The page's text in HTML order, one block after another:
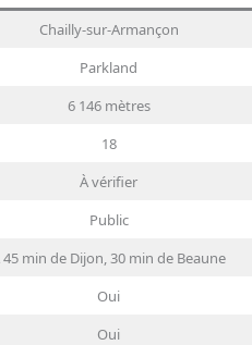
Chailly-sur-Armançon
Parkland
6 146 mètres
18
À vérifier
Public
45 min de Dijon, 30 min de Beaune
Oui
Oui